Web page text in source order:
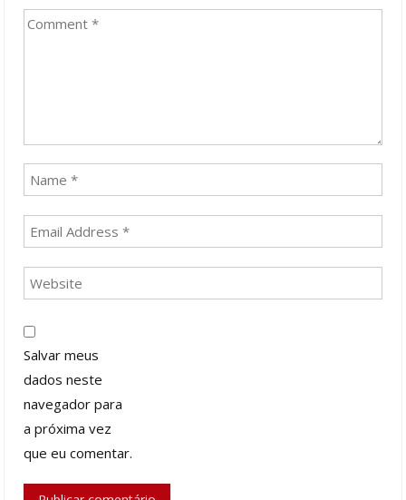
Salvar meus
dados neste
navegador para
a próxima vez
que eu comentar.